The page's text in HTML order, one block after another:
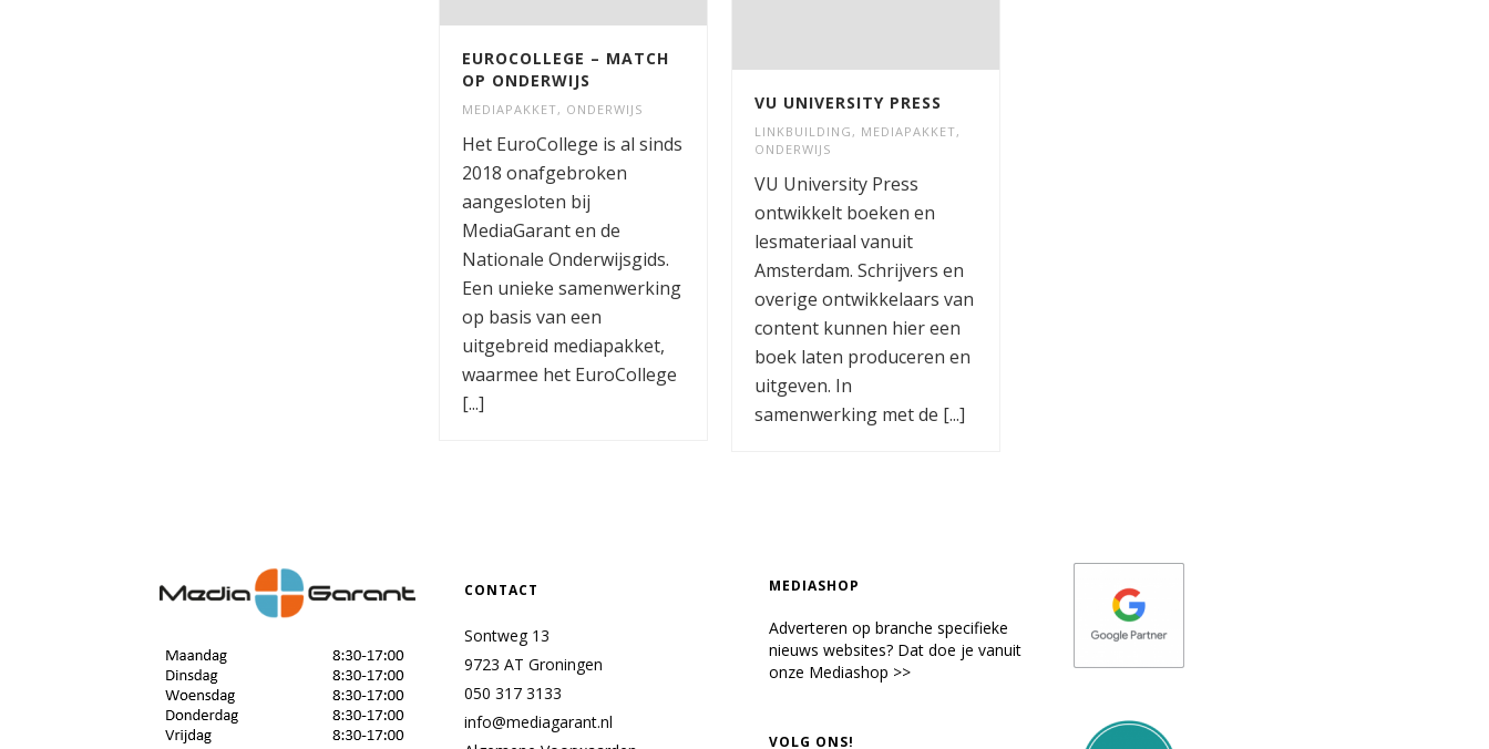
EUROCOLLEGE – MATCH
OP ONDERWIJS
MEDIAPAKKET, ONDERWIJS
Het EuroCollege is al sinds
2018 onafgebroken
aangesloten bij
MediaGarant en de
Nationale Onderwijsgids.
Een unieke samenwerking
op basis van een
uitgebreid mediapakket,
waarmee het EuroCollege
[...]
VU UNIVERSITY PRESS
LINKBUILDING , MEDIAPAKKET,
ONDERWIJS
VU University Press
ontwikkelt boeken en
lesmateriaal vanuit
Amsterdam. Schrijvers en
overige ontwikkelaars van
content kunnen hier een
boek laten produceren en
uitgeven. In
samenwerking met de [...]
CONTACT
Sontweg 13
9723 AT Groningen
050 317 3133
info@mediagarant.nl
MEDIASHOP
Adverteren op branche specifieke
nieuws websites? Dat doe je vanuit
onze Mediashop >>
VOLG ONS!